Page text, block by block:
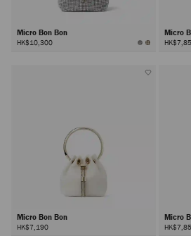
Micro Bon Bon
HK$10,300
Micro
Micro Bon Bon
HK$7,190
Micro